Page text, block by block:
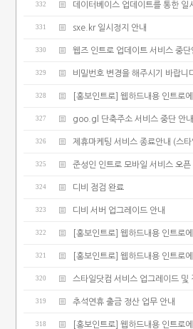
332 데이터베이스 업데이트를 통한 일
331 sxe.kr 일시정지 안내
330 웹즈 인트로 업데이트 서비스 중단
329 비밀번호 변경을 해주시기 바랍니
328 [홍보인트로] 웹하드내용 인트로
327 goo.gl 단축주소 서비스 중단 안내
326 제휴마케팅 서비스 종료안내 (스
325 준성인 인트로 모바일 서비스 오픈
324 디비 점검 완료
323 디비 서버 업그레이드 안내
322 [홍보인트로] 웹하드내용 인트로
321 [홍보인트로] 웹하드내용 인트로
320 스타일닷컴 서비스 업그레이드 및
319 추석연휴 출금 정산 업무 안내
318 [홍보인트로] 웹하드내용 인트로